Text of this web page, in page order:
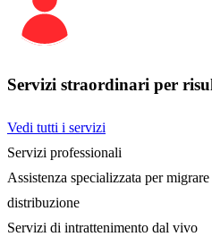
Servizi straordinari per
Vedi tutti i servizi
Servizi professionali
Assistenza specializzata per
distribuzione
Servizi di intrattenimento dal vivo